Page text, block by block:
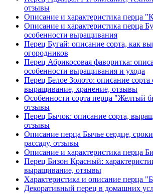
отзывы
Описание и характеристика перца
Описание и характеристика перца
особенности выращивания
Перец Бугай: описание сорта, как
огородников
Перец Абрикосовая фаворитка:
особенности выращивания и ухода
Перец Белое Золото: описание сорта
выращивание, хранение, отзывы
Особенности сорта перца "Желтый
отзывы
Перец Бычок: описание сорта,
отзывы
Описание перца Бычье сердце,
рассаду, отзывы
Описание и характеристика перца
Перец Бизон Красный:
выращивание, отзывы
Характеристика и описание перца
Декоративный перец в домашних